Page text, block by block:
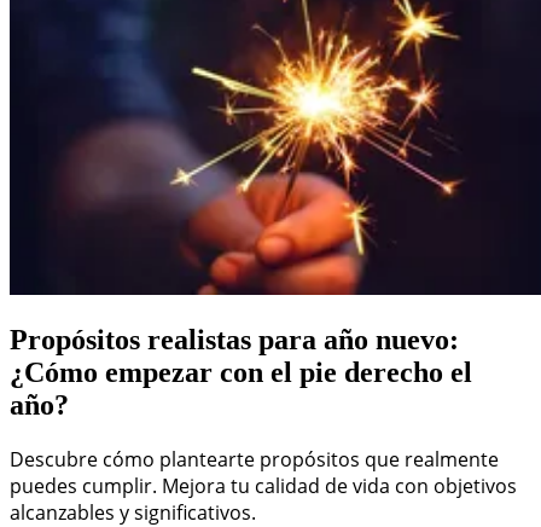
Propósitos realistas para año nuevo:
¿Cómo empezar con el pie derecho el
año?
Descubre cómo plantearte propósitos que realmente
puedes cumplir. Mejora tu calidad de vida con objetivos
alcanzables y significativos.